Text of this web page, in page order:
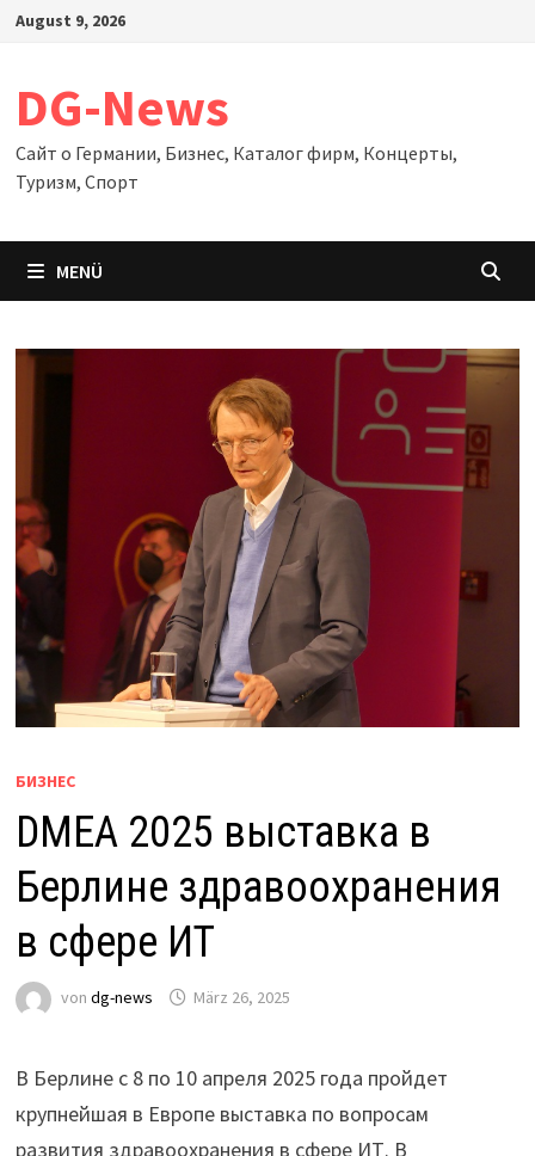
Zum
August 9, 2026
DG-News
Сайт о Германии, Бизнес, Каталог фирм, Концерты,
Туризм, Спорт
MENÜ
БИЗНЕС
DMEA 2025 выставка в
Берлине здравоохранения
в сфере ИТ
von dg-news März 26, 2025
В Берлине с 8 по 10 апреля 2025 года пройдет
крупнейшая в Европе выставка по вопросам
развития здравоохранения в сфере ИТ. В